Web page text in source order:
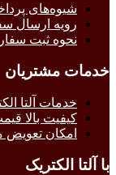
شیوه‌های
رویه ارسال
نحوه ثبت
خدمات مشتریان
خدمات آلتا
کیفیت بالا
امکان
با آلتا الکتریک